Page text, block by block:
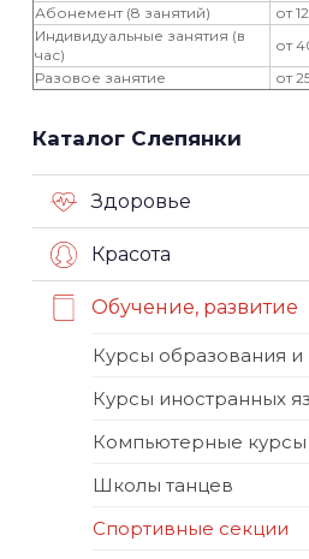
Абонемент (8 занятий)
от
Индивидуальные занятия (в
час)
от
Разовое занятие
от
Каталог Слепянки
Здоровье
Красота
Обучение, развитие
Курсы образования и
Курсы иностранных
Компьютерные курсы
Школы танцев
Спортивные секции